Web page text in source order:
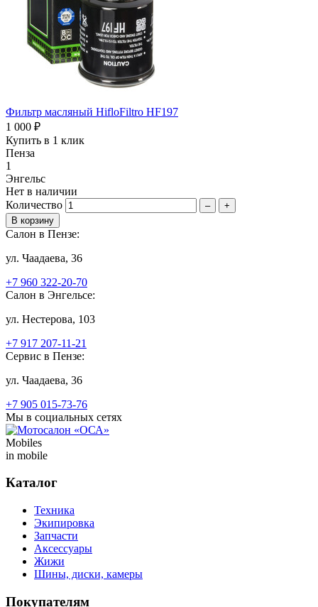
Фильтр масляный HifloFiltro HF197
1 000 ₽
Купить в 1 клик
Пенза
1
Энгельс
Нет в наличии
Количество
– +
Салон в Пензе:
ул. Чаадаева, 36
+7 960 322-20-70
Салон в Энгельсе:
ул. Нестерова, 103
+7 917 207-11-21
Сервис в Пензе:
ул. Чаадаева, 36
+7 905 015-73-76
Мы в социальных сетях
Mobiles
in mobile
Каталог
Техника
Экипировка
Запчасти
Аксессуары
Жижи
Шины, диски, камеры
Покупателям